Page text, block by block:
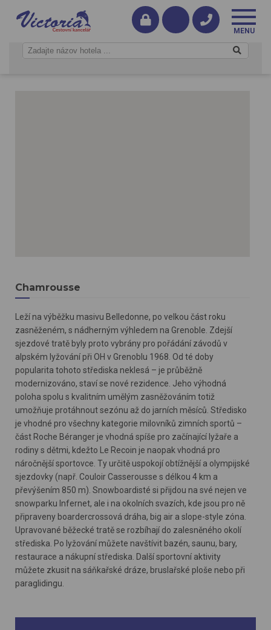
Chamrousse
Leží na výběžku masivu Belledonne, po velkou část roku
zasněženém, s nádherným výhledem na Grenoble. Zdejší
sjezdové tratě byly proto vybrány pro pořádání závodů v
alpském lyžování při OH v Grenoblu 1968. Od té doby
popularita tohoto střediska neklesá – je průběžně
modernizováno, staví se nové rezidence. Jeho výhodná
poloha spolu s kvalitním umělým zasněžováním totiž
umožňuje protáhnout sezónu až do jarních měsíců. Středisko
je vhodné pro všechny kategorie milovníků zimních sportů –
část Roche Béranger je vhodná spíše pro začínající lyžaře a
rodiny s dětmi, kdežto Le Recoin je naopak vhodná pro
náročnější sportovce. Ty určitě uspokojí obtížnější a olympijské
sjezdovky (např. Couloir Casserousse s délkou 4 km a
převýšením 850 m). Snowboardisté si přijdou na své nejen ve
snowparku Infernet, ale i na okolních svazích, kde jsou pro ně
připraveny boardercrossová dráha, big air a slope-style zóna.
Upravované běžecké tratě se rozbíhají do zalesněného okolí
střediska. Po lyžování můžete navštívit bazén, saunu, bary,
restaurace a nákupní střediska. Další sportovní aktivity
můžete zkusit na sáňkařské dráze, bruslařské ploše nebo při
paraglidingu.